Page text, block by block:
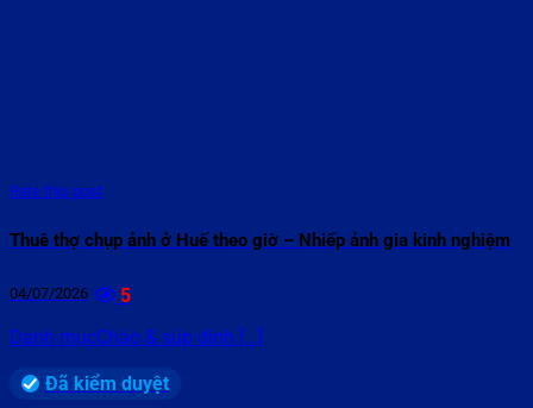
Rate this post
Thuê thợ chụp ảnh ở Huế theo giờ – Nhiếp ảnh gia kinh nghiệm
04/07/2026
5
Danh mụcCháo & súp dinh [...]
Đã kiểm duyệt